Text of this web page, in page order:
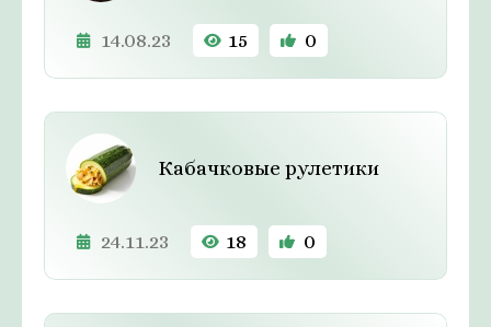
14.08.23 15 0
Кабачковые рулетики
24.11.23 18 0